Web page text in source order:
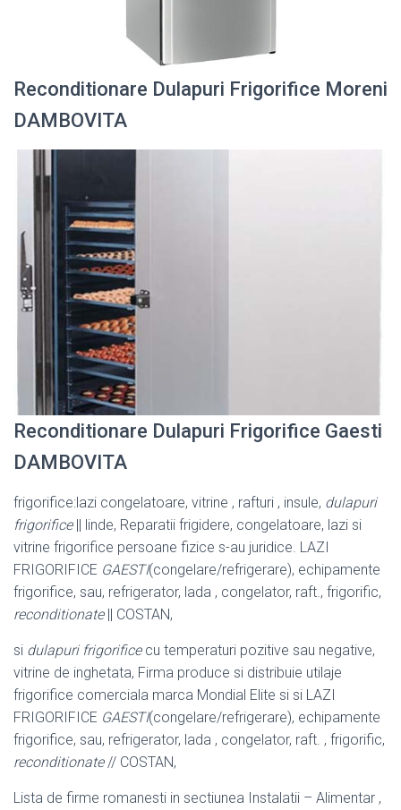
Reconditionare Dulapuri Frigorifice Moreni
DAMBOVITA
Reconditionare Dulapuri Frigorifice Gaesti
DAMBOVITA
frigorifice:lazi congelatoare, vitrine , rafturi , insule, dulapuri
frigorifice|| linde, Reparatii frigidere, congelatoare, lazi si
vitrine frigorifice persoane fizice s-au juridice. LAZI
FRIGORIFICE GAESTI(congelare/refrigerare), echipamente
frigorifice, sau, refrigerator, lada , congelator, raft., frigorific,
reconditionate|| COSTAN,
si dulapuri frigorificecu temperaturi pozitive sau negative,
vitrine de inghetata, Firma produce si distribuie utilaje
frigorifice comerciala marca Mondial Elite si si LAZI
FRIGORIFICE GAESTI(congelare/refrigerare), echipamente
frigorifice, sau, refrigerator, lada , congelator, raft. , frigorific,
reconditionate// COSTAN,
Lista de firme romanesti in sectiunea Instalatii – Alimentar ,